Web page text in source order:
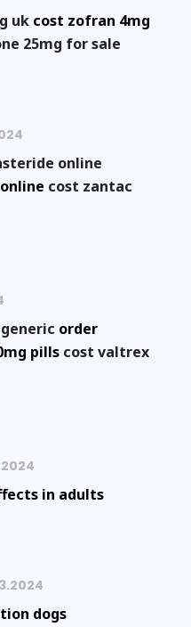
uk cost zofran 4mg
25mg for sale
online
cost zantac
order
pills cost valtrex
in adults
dogs